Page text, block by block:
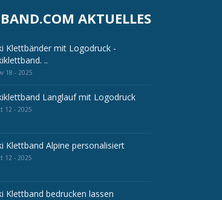
AKTUELLES
Klettbänder mit Logodruck -
..
18 - 2025
Langlauf mit Logodruck
12 - 2025
Klettband Alpine personalisiert
12 - 2025
Klettband bedrucken lassen